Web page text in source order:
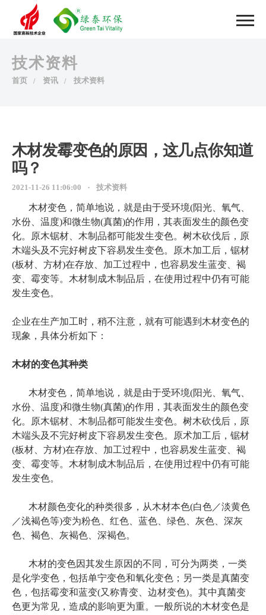
技术资料
首页 资讯 技术资料
木材发霉变色的原因，这几点你知道
吗？
2021-11-26 11:06:00 技术资料
木材变色，简单地说，就是由于受环境(阳光、氧气、
水份、温度)和微生物(真菌)的作用，其表面发生的颜色变
化。原木锯材、木制品都可能发生变色。树木砍伐后，原
木端头及不完好树皮下容易发生变色。原木加工后，锯材
(板材、方材)在存放、加工过程中，也容易发生蓝变、褐
变、霉变等。木材制成木制品后，在使用过程中仍有可能
发生变色。
企业在生产加工时，稍不注意，就有可能遇到木材变色的
现象，具体分析如下：
木材的变色其种类
木材变色，简单地说，就是由于受环境(阳光、氧气、
水份、温度)和微生物(真菌)的作用，其表面发生的颜色变
化。原木锯材、木制品都可能发生变色。树木砍伐后，原
木端头及不完好树皮下容易发生变色。原术加工后，锯材
(板材、方材)在存放、加工过程中，也容易发生蓝变、褐
变、霉变等。木材制成木制品后，在使用过程中仍有可能
发生变色。
木材颜色变化的种类很多，从木材本色(白色／淡黄色
／浅褐色等)变为粉色、红色、蓝色、绿色、灰色、深灰
色、褐色、灰褐色、深褐色。
木材的变色因其发生原因的不同，可分为两类，一类
是化学变色，包括单宁变色和氧化变色；另一类是真菌变
色，包括霉变和蓝变(又称青变、边材变色)。其中真菌变
色更为常见，造成的影响更为重。一般所说的木材变色是